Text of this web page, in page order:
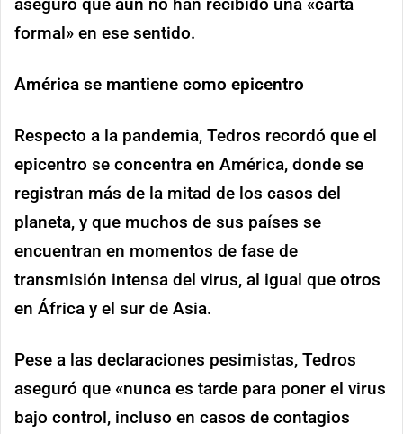
formal» en ese sentido.
América se mantiene como epicentro
Respecto a la pandemia, Tedros recordó que el
epicentro se concentra en América, donde se
registran más de la mitad de los casos del
planeta, y que muchos de sus países se
encuentran en momentos de fase de
transmisión intensa del virus, al igual que otros
en África y el sur de Asia.
Pese a las declaraciones pesimistas, Tedros
aseguró que «nunca es tarde para poner el virus
bajo control, incluso en casos de contagios